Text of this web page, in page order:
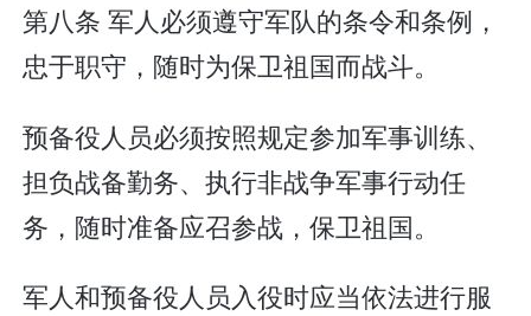
第八条 军人必须遵守军队的条令和条例，
忠于职守，随时为保卫祖国而战斗。
预备役人员必须按照规定参加军事训练、
担负战备勤务、执行非战争军事行动任
务，随时准备应召参战，保卫祖国。
军人和预备役人员入役时应当依法进行服